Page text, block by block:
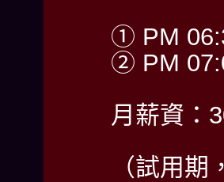
① PM
② PM
月薪資：
（試用